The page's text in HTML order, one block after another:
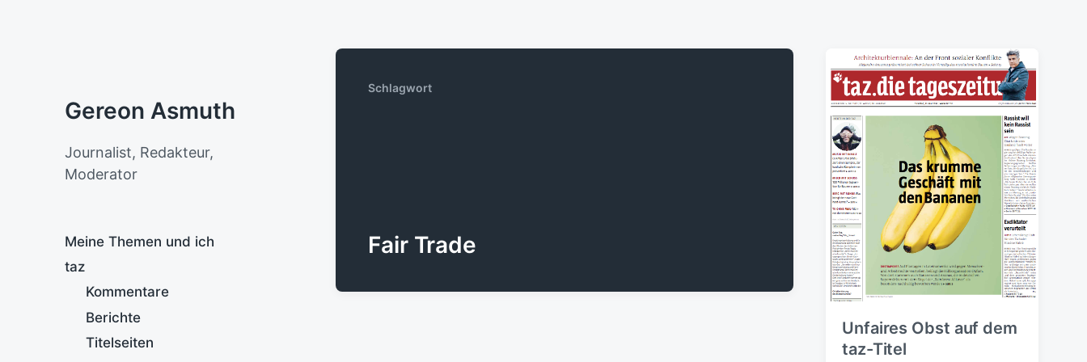
Gereon Asmuth
Journalist, Redakteur,
Moderator
Meine Themen und ich
taz
Kommentare
Berichte
Titelseiten
Schlagwort
Fair Trade
Unfaires Obst auf dem
taz-Titel